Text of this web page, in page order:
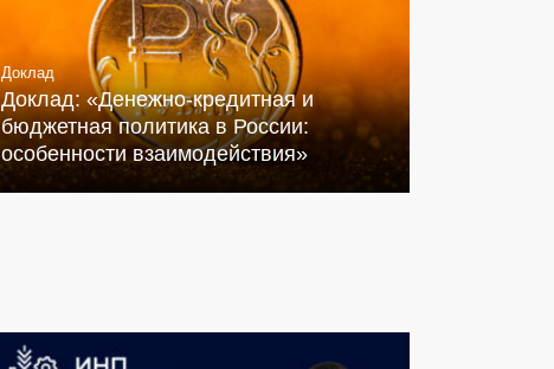
Доклад
Доклад: «Денежно-кредитная и
бюджетная политика в России:
особенности взаимодействия»